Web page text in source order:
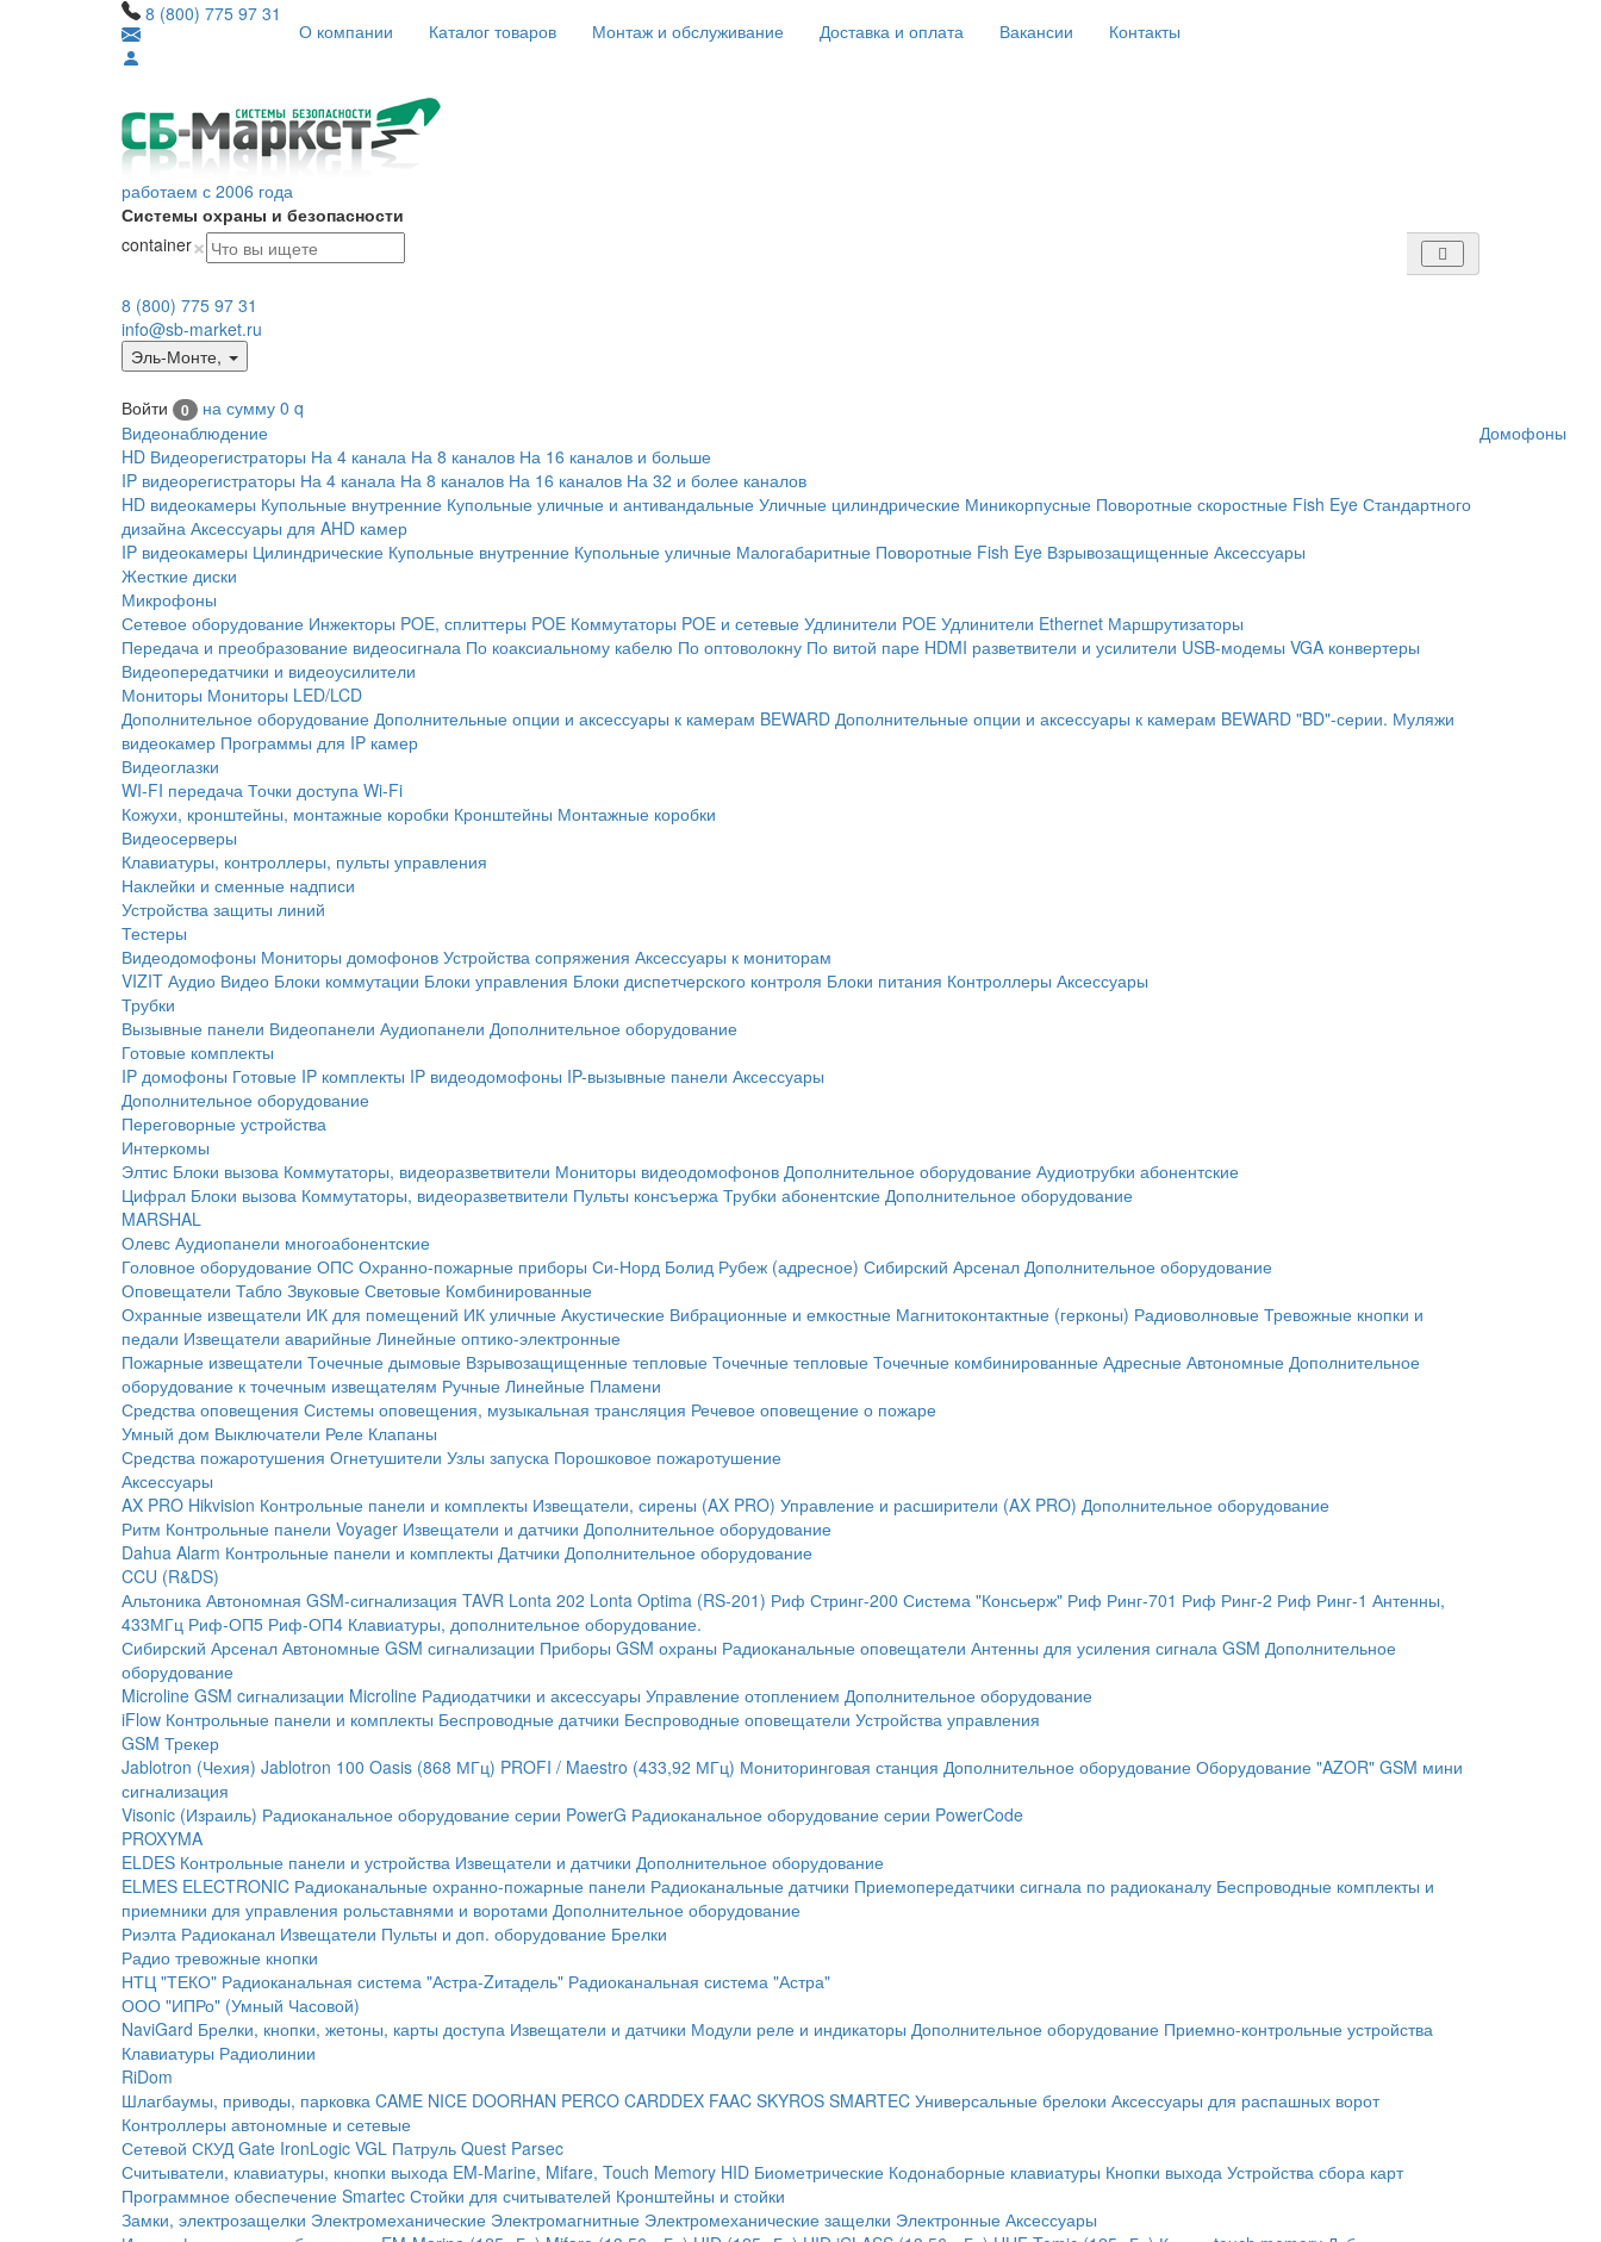
8 (800) 775 97 31
О компании Каталог товаров Монтаж и обслуживание Доставка и оплата Вакансии Контакты
работаем с 2006 года
Системы охраны и безопасности
container×
8 (800) 775 97 31
info@sb-market.ru
Эль-Монте,
Войти 0 на сумму 0 q
Видеонаблюдение
Домофоны
HD Видеорегистраторы На 4 канала На 8 каналов На 16 каналов и больше
IP видеорегистраторы На 4 канала На 8 каналов На 16 каналов На 32 и более каналов
HD видеокамеры Купольные внутренние Купольные уличные и антивандальные Уличные цилиндрические Миникорпусные Поворотные скоростные Fish Eye Стандартного
дизайна Аксессуары для AHD камер
IP видеокамеры Цилиндрические Купольные внутренние Купольные уличные Малогабаритные Поворотные Fish Eye Взрывозащищенные Аксессуары
Жесткие диски
Микрофоны
Сетевое оборудование Инжекторы POE, сплиттеры POE Коммутаторы POE и сетевые Удлинители POE Удлинители Ethernet Маршрутизаторы
Передача и преобразование видеосигнала По коаксиальному кабелю По оптоволокну По витой паре HDMI разветвители и усилители USB-модемы VGA конвертеры
Видеопередатчики и видеоусилители
Мониторы Мониторы LED/LCD
Дополнительное оборудование Дополнительные опции и аксессуары к камерам BEWARD Дополнительные опции и аксессуары к камерам BEWARD "BD"-серии. Муляжи
видеокамер Программы для IP камер
Видеоглазки
WI-FI передача Точки доступа Wi-Fi
Кожухи, кронштейны, монтажные коробки Кронштейны Монтажные коробки
Видеосерверы
Клавиатуры, контроллеры, пульты управления
Наклейки и сменные надписи
Устройства защиты линий
Тестеры
Видеодомофоны Мониторы домофонов Устройства сопряжения Аксессуары к мониторам
VIZIT Аудио Видео Блоки коммутации Блоки управления Блоки диспетчерского контроля Блоки питания Контроллеры Аксессуары
Трубки
Вызывные панели Видеопанели Аудиопанели Дополнительное оборудование
Готовые комплекты
IP домофоны Готовые IP комплекты IP видеодомофоны IP-вызывные панели Аксессуары
Дополнительное оборудование
Переговорные устройства
Интеркомы
Элтис Блоки вызова Коммутаторы, видеоразветвители Мониторы видеодомофонов Дополнительное оборудование Аудиотрубки абонентские
Цифрал Блоки вызова Коммутаторы, видеоразветвители Пульты консъержа Трубки абонентские Дополнительное оборудование
MARSHAL
Олевс Аудиопанели многоабонентские
Головное оборудование ОПС Охранно-пожарные приборы Си-Норд Болид Рубеж (адресное) Сибирский Арсенал Дополнительное оборудование
Оповещатели Табло Звуковые Световые Комбинированные
Охранные извещатели ИК для помещений ИК уличные Акустические Вибрационные и емкостные Магнитоконтактные (герконы) Радиоволновые Тревожные кнопки и
педали Извещатели аварийные Линейные оптико-электронные
Пожарные извещатели Точечные дымовые Взрывозащищенные тепловые Точечные тепловые Точечные комбинированные Адресные Автономные Дополнительное
оборудование к точечным извещателям Ручные Линейные Пламени
Средства оповещения Системы оповещения, музыкальная трансляция Речевое оповещение о пожаре
Умный дом Выключатели Реле Клапаны
Средства пожаротушения Огнетушители Узлы запуска Порошковое пожаротушение
Аксессуары
AX PRO Hikvision Контрольные панели и комплекты Извещатели, сирены (AX PRO) Управление и расширители (AX PRO) Дополнительное оборудование
Ритм Контрольные панели Voyager Извещатели и датчики Дополнительное оборудование
Dahua Alarm Контрольные панели и комплекты Датчики Дополнительное оборудование
CCU (R&DS)
Альтоника Автономная GSM-сигнализация TAVR Lonta 202 Lonta Optima (RS-201) Риф Стринг-200 Система "Консьерж" Риф Ринг-701 Риф Ринг-2 Риф Ринг-1 Антенны,
433МГц Риф-ОП5 Риф-ОП4 Клавиатуры, дополнительное оборудование.
Сибирский Арсенал Автономные GSM сигнализации Приборы GSM охраны Радиоканальные оповещатели Антенны для усиления сигнала GSM Дополнительное
оборудование
Microline GSM cигнализации Microline Радиодатчики и аксессуары Управление отоплением Дополнительное оборудование
iFlow Контрольные панели и комплекты Беспроводные датчики Беспроводные оповещатели Устройства управления
GSM Трекер
Jablotron (Чехия) Jablotron 100 Oasis (868 МГц) PROFI / Maestro (433,92 МГц) Мониторинговая станция Дополнительное оборудование Оборудование "AZOR" GSM мини
сигнализация
Visonic (Израиль) Радиоканальное оборудование серии PowerG Радиоканальное оборудование серии PowerCode
PROXYMA
ELDES Контрольные панели и устройства Извещатели и датчики Дополнительное оборудование
ELMES ELECTRONIC Радиоканальные охранно-пожарные панели Радиоканальные датчики Приемопередатчики сигнала по радиоканалу Беспроводные комплекты и
приемники для управления рольставнями и воротами Дополнительное оборудование
Риэлта Радиоканал Извещатели Пульты и доп. оборудование Брелки
Радио тревожные кнопки
НТЦ "ТЕКО" Радиоканальная система "Астра-Zитадель" Радиоканальная система "Астра"
ООО "ИПРо" (Умный Часовой)
NaviGard Брелки, кнопки, жетоны, карты доступа Извещатели и датчики Модули реле и индикаторы Дополнительное оборудование Приемно-контрольные устройства
Клавиатуры Радиолинии
RiDom
Шлагбаумы, приводы, парковка CAME NICE DOORHAN PERCO CARDDEX FAAC SKYROS SMARTEC Универсальные брелоки Аксессуары для распашных ворот
Контроллеры автономные и сетевые
Сетевой СКУД Gate IronLogic VGL Патруль Quest Parsec
Считыватели, клавиатуры, кнопки выхода EM-Marine, Mifare, Touch Memory HID Биометрические Кодонаборные клавиатуры Кнопки выхода Устройства сбора карт
Программное обеспечение Smartec Стойки для считывателей Кронштейны и стойки
Замки, электрозащелки Электромеханические Электромагнитные Электромеханические защелки Электронные Аксессуары